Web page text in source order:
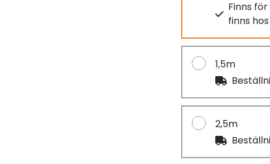
Finns
finns
1,5m
2,5m